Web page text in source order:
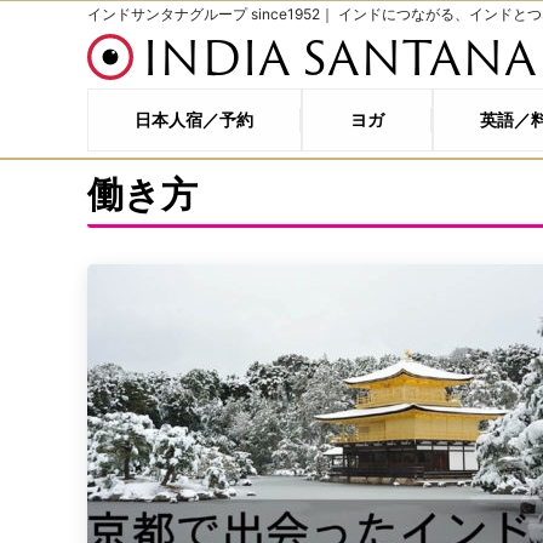
インドサンタナグループ since1952｜ インドにつながる、インドと
INDIA SANTANA
日本人宿／予約 ヨガ 英語／
働き方